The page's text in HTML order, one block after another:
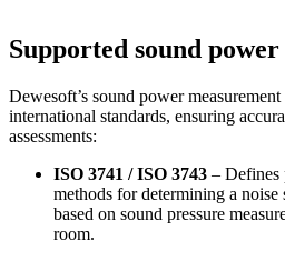
Supported sound
Dewesoft’s sound power
international standards, ensuring
assessments:
ISO 3741 / ISO 3743 – Defines
methods for determining a noise
based on sound pressure
room.